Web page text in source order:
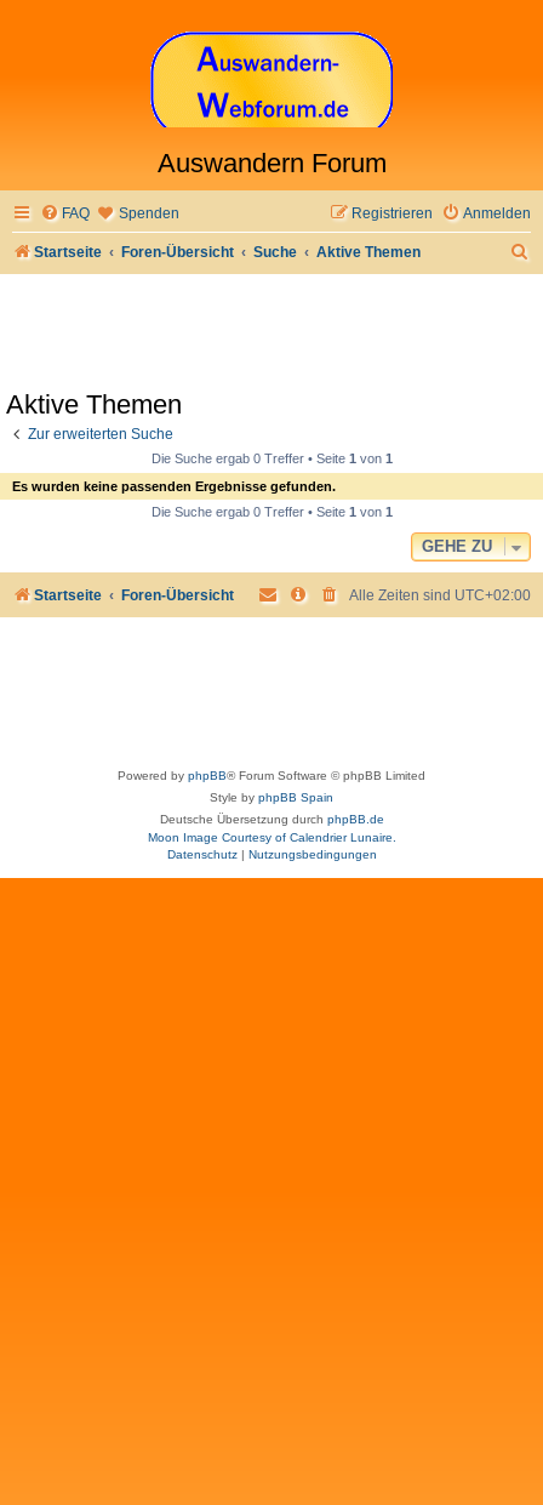
Auswandern Forum
FAQ Spenden Anmelden
Registrieren
Startseite Foren-Übersicht Suche Aktive Themen
Aktive Themen
Zur erweiterten Suche
Die Suche ergab 0 Treffer • Seite 1von 1
Es wurden keine passenden Ergebnisse gefunden.
Die Suche ergab 0 Treffer • Seite 1von 1
GEHE ZU
Startseite Foren-Übersicht Alle Zeiten sind UTC+02:00
Powered by phpBB® Forum Software © phpBB Limited
Style by phpBB Spain
Deutsche Übersetzung durch phpBB.de
Moon Image Courtesy of Calendrier Lunaire.
Datenschutz| Nutzungsbedingungen